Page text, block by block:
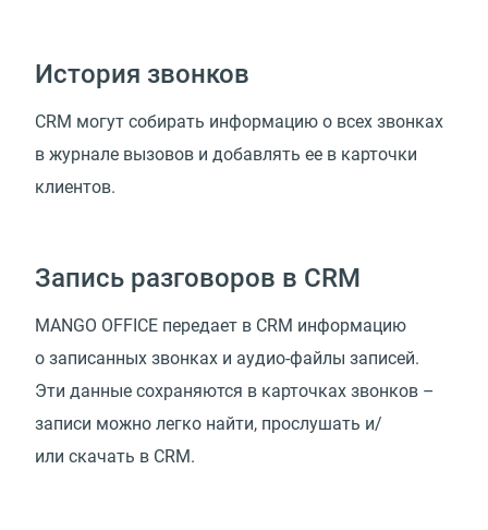
История звонков
CRM могут собирать информацию о всех звонках
в журнале вызовов и добавлять ее в карточки
клиентов.
Запись разговоров в CRM
MANGO OFFICE передает в CRM информацию
о записанных звонках и аудио-файлы записей.
Эти данные сохраняются в карточках звонков –
записи можно легко найти, прослушать и/
или скачать в CRM.